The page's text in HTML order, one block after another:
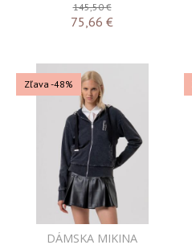
145,50 €
75,66 €
Zľava -48%
DÁMSKA MIKINA